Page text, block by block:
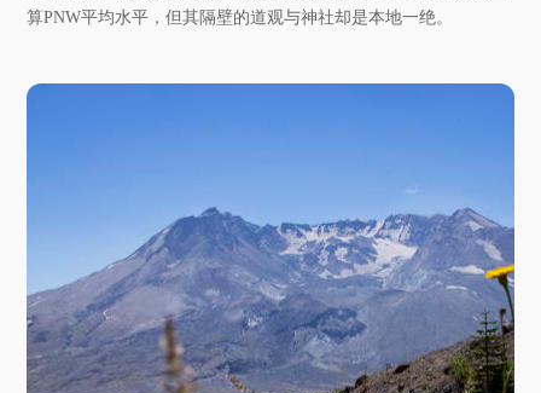
算PNW平均水平，但其隔壁的道观与神社却是本地一绝。